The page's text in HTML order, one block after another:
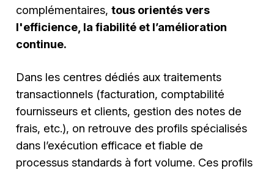
complémentaires,tous orientés vers
l'efficience, la fiabilité et l’amélioration
continue.
Dans les centres dédiés aux traitements
transactionnels (facturation, comptabilité
fournisseurs et clients, gestion des notes de
frais, etc.), on retrouve des profils spécialisés
dans l’exécution efficace et fiable de
processus standards à fort volume. Ces profils